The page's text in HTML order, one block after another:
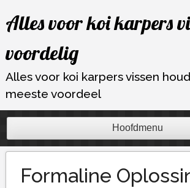
naar
inhoud
Alles voor koi karpers
voordelig
Alles voor koi karpers vissen
meeste voordeel
Hoofdmenu
Formaline